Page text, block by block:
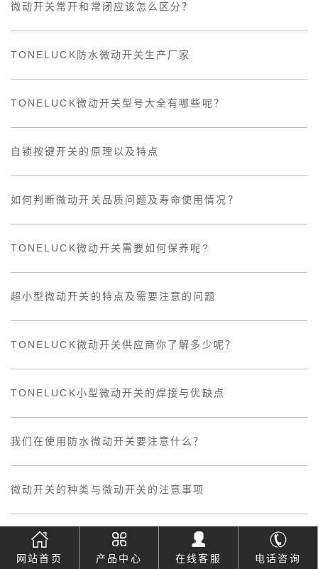
微动开关常开和常闭应该怎么区分？
TONELUCK防水微动开关生产厂家
TONELUCK微动开关型号大全有哪些呢？
自锁按键开关的原理以及特点
如何判断微动开关品质问题及寿命使用情况？
TONELUCK微动开关需要如何保养呢?
超小型微动开关的特点及需要注意的问题
TONELUCK微动开关供应商你了解多少呢？
TONELUCK小型微动开关的焊接与优缺点
我们在使用防水微动开关要注意什么？
微动开关的种类与微动开关的注意事项
注意这几个步骤，帮您选购好的微动开关
网站首页
产品中心 在线客服 电话咨询